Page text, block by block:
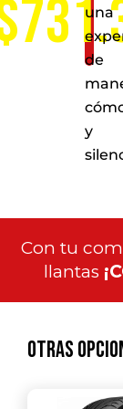
una
de
y
Con tu
llantas
Otras